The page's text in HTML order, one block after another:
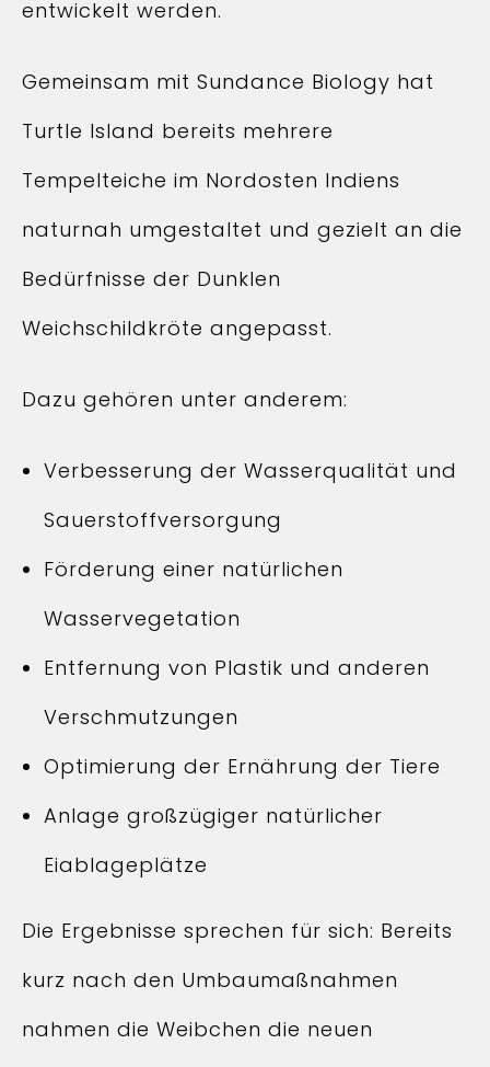
entwickelt werden.
Gemeinsam mit Sundance Biology hat
Turtle Island bereits mehrere
Tempelteiche im Nordosten Indiens
naturnah umgestaltet und gezielt an die
Bedürfnisse der Dunklen
Weichschildkröte angepasst.
Dazu gehören unter anderem:
Verbesserung der Wasserqualität und
Sauerstoffversorgung
Förderung einer natürlichen
Wasservegetation
Entfernung von Plastik und anderen
Verschmutzungen
Optimierung der Ernährung der Tiere
Anlage großzügiger natürlicher
Eiablageplätze
Die Ergebnisse sprechen für sich: Bereits
kurz nach den Umbaumaßnahmen
nahmen die Weibchen die neuen